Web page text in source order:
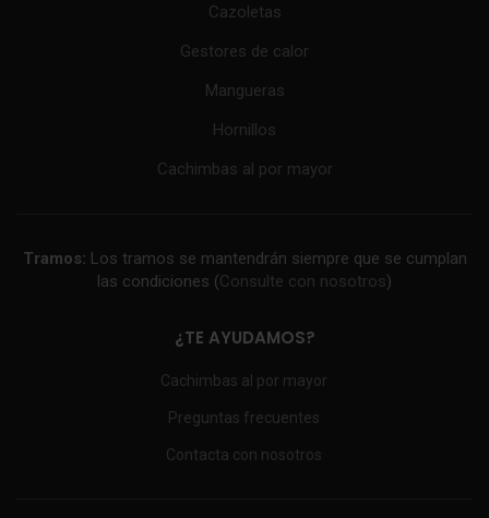
Cazoletas
Gestores de calor
Mangueras
Hornillos
Cachimbas al por mayor
Tramos: Los tramos se mantendrán siempre que se cumplan
las condiciones (Consulte con nosotros)
¿TE AYUDAMOS?
Cachimbas al por mayor
Preguntas frecuentes
Contacta con nosotros